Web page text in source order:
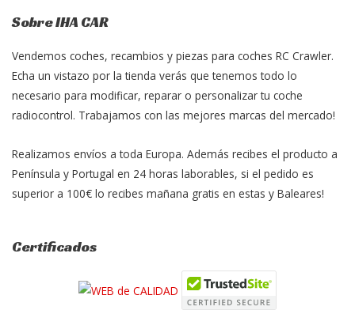
Sobre IHA CAR
Vendemos coches, recambios y piezas para coches RC Crawler.
Echa un vistazo por la tienda verás que tenemos todo lo
necesario para modificar, reparar o personalizar tu coche
radiocontrol. Trabajamos con las mejores marcas del mercado!
Realizamos envíos a toda Europa. Además recibes el producto a
Península y Portugal en 24 horas laborables, si el pedido es
superior a 100€ lo recibes mañana gratis en estas y Baleares!
Certificados